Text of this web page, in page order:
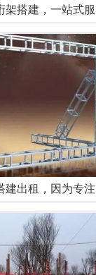
架搭建，一站式服
建出租，因为专注